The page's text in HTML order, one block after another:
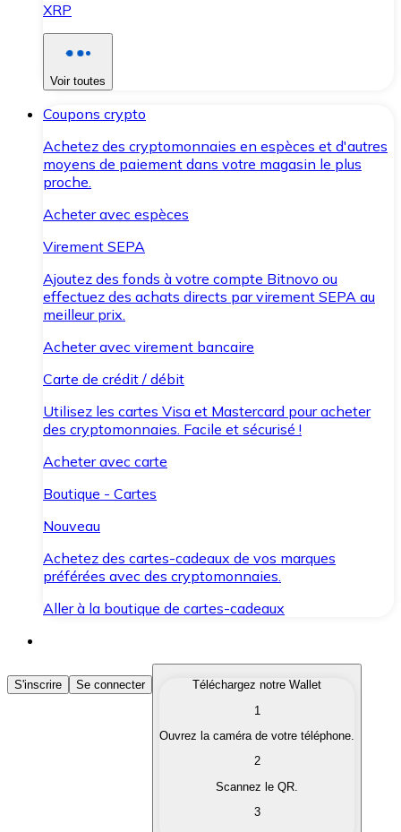
XRP
Voir toutes
Coupons crypto
Achetez des cryptomonnaies en espèces et d'autres
moyens de paiement dans votre magasin le plus
proche.
Acheter avec espèces
Virement SEPA
Ajoutez des fonds à votre compte Bitnovo ou
effectuez des achats directs par virement SEPA au
meilleur prix.
Acheter avec virement bancaire
Carte de crédit / débit
Utilisez les cartes Visa et Mastercard pour acheter
des cryptomonnaies. Facile et sécurisé !
Acheter avec carte
Boutique - Cartes
Nouveau
Achetez des cartes-cadeaux de vos marques
préférées avec des cryptomonnaies.
Aller à la boutique de cartes-cadeaux
Acheter des Cryptomonnaies
Achetez les cryptomonnaies qui vous intéressent
Convertissez vos cryptomonnaies en monnaie
S'inscrire Se connecter
Téléchargez notre Wallet
1
Ouvrez la caméra de votre téléphone.
2
Scannez le QR.
3